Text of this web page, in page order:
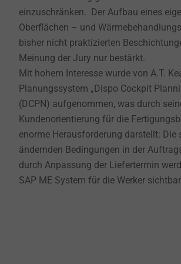
einzuschränken. Der Aufbau eines
Oberflächen – und
bisher nicht praktizierten
Meinung der Jury nur bestärkt.
Mit hohem Interesse wurde von A.T.
Planungssystem „Dispo Cockpit
(DCPN) aufgenommen, was durch
Kundenorientierung für die
enorme Herausforderung darstellt: Die
ändernden Bedingungen in der
durch Anpassung der Liefertermin
SAP ME System für die Werker